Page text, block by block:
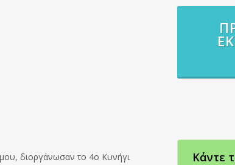
διοργάνωσαν το 4ο Κυνήγι
Κάντε